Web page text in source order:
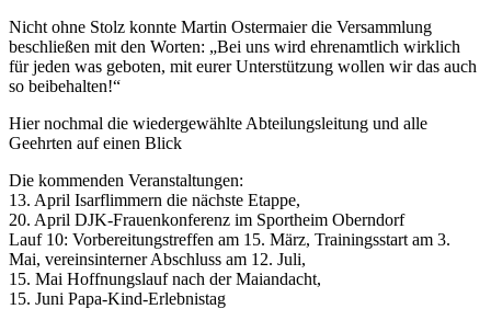
Nicht ohne Stolz konnte Martin Ostermaier die Versammlung
beschließen mit den Worten: „Bei uns wird ehrenamtlich wirklich
für jeden was geboten, mit eurer Unterstützung wollen wir das auch
so beibehalten!“
Hier nochmal die wiedergewählte Abteilungsleitung und alle
Geehrten auf einen Blick
Die kommenden Veranstaltungen:
13. April Isarflimmern die nächste Etappe,
20. April DJK-Frauenkonferenz im Sportheim Oberndorf
Lauf 10: Vorbereitungstreffen am 15. März, Trainingsstart am 3.
Mai, vereinsinterner Abschluss am 12. Juli,
15. Mai Hoffnungslauf nach der Maiandacht,
15. Juni Papa-Kind-Erlebnistag